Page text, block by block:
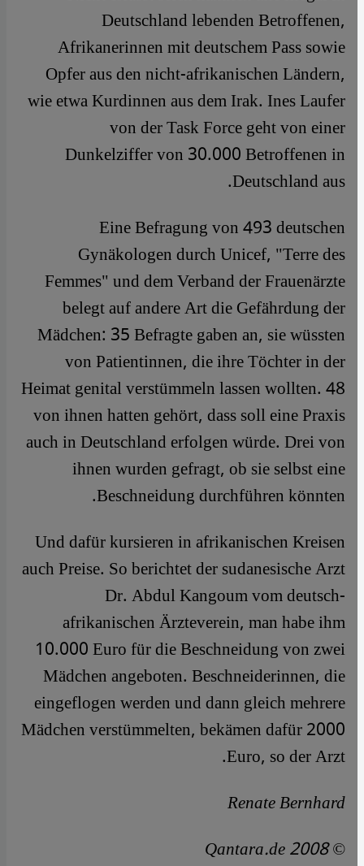
Deutschland lebenden Betroffenen,
Afrikanerinnen mit deutschem Pass sowie
Opfer aus den nicht-afrikanischen Ländern,
wie etwa Kurdinnen aus dem Irak. Ines Laufer
von der Task Force geht von einer
Dunkelziffer von 30.000 Betroffenen in
Deutschland aus.
Eine Befragung von 493 deutschen
Gynäkologen durch Unicef, "Terre des
Femmes" und dem Verband der Frauenärzte
belegt auf andere Art die Gefährdung der
Mädchen: 35 Befragte gaben an, sie wüssten
von Patientinnen, die ihre Töchter in der
Heimat genital verstümmeln lassen wollten. 48
von ihnen hatten gehört, dass soll eine Praxis
auch in Deutschland erfolgen würde. Drei von
ihnen wurden gefragt, ob sie selbst eine
Beschneidung durchführen könnten.
Und dafür kursieren in afrikanischen Kreisen
auch Preise. So berichtet der sudanesische Arzt
Dr. Abdul Kangoum vom deutsch-
afrikanischen Ärzteverein, man habe ihm
10.000 Euro für die Beschneidung von zwei
Mädchen angeboten. Beschneiderinnen, die
eingeflogen werden und dann gleich mehrere
Mädchen verstümmelten, bekämen dafür 2000
Euro, so der Arzt.
Renate Bernhard
© Qantara.de 2008